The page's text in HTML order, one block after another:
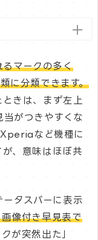
マークの多く
に分類できます。
ときは、まず左上
がつきやすくな
など機種に
、意味はほぼ共
タスバーに表示
像付き早見表で
が突然出た」